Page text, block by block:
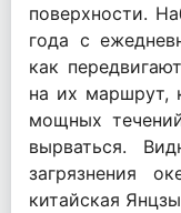
поверхности.
года с
как
на их маршрут,
мощных
вырваться.
загрязнения
китайская